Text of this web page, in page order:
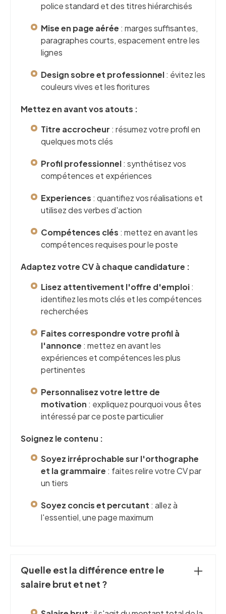
police standard et des titres hiérarchisés
Mise en page aérée : marges suffisantes,
paragraphes courts, espacement entre les
lignes
Design sobre et professionnel: évitez les
couleurs vives et les fioritures
Mettez en avant vos atouts :
Titre accrocheur : résumez votre profil en
quelques mots clés
Profil professionnel: synthétisez vos
compétences et expériences
Experiences : quantifiez vos réalisations et
utilisez des verbes d'action
Compétences clés : mettez en avant les
compétences requises pour le poste
Adaptez votre CV à chaque candidature :
Lisez attentivement l'offre d'emploi:
identifiez les mots clés et les compétences
recherchées
Faites correspondre votre profil à
l'annonce : mettez en avant les
expériences et compétences les plus
pertinentes
Personnalisez votre lettre de
motivation : expliquez pourquoi vous êtes
intéressé par ce poste particulier
Soignez le contenu :
Soyez irréprochable sur l'orthographe
et la grammaire : faites relire votre CV par
un tiers
Soyez concis et percutant : allez à
l'essentiel, une page maximum
Quelle est la différence entre le
salaire brut et net ?